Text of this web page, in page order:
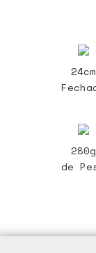
24cm
280g
de